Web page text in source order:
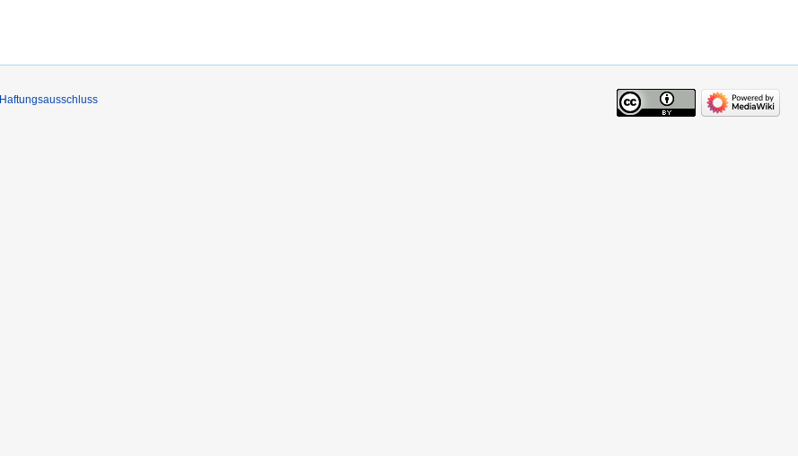
Haftungsausschluss